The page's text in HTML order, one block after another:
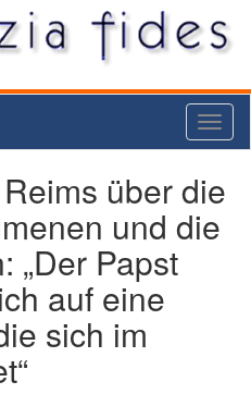
über die
und die
„Der Papst
auf eine
sich im